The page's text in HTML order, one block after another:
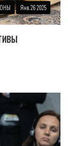
Янв. 26 2025